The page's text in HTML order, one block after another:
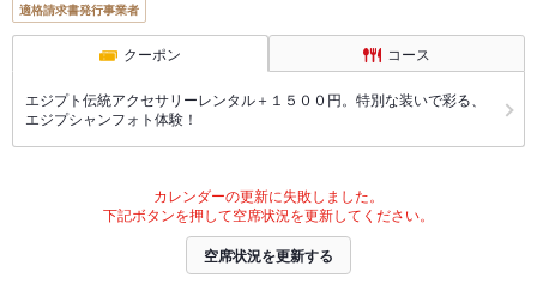
適格請求書発行事業者
クーポン コース
エジプト伝統アクセサリーレンタル＋１５００円。特別な装いで彩る、
エジプシャンフォト体験！
カレンダーの更新に失敗しました。
下記ボタンを押して空席状況を更新してください。
空席状況を更新する